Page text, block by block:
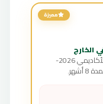
مميزة
الخارج
للعام الأكاديمي 2026-